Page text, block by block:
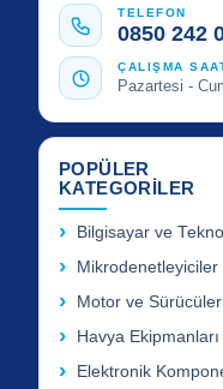
TELEFON
0850 242
ÇALIŞMA
Pazartesi -
POPÜLER
KATEGORİLER
Bilgisayar ve
Mikrodenetleyiciler
Motor ve Sürücüler
Havya Ekipmanları
Elektronik